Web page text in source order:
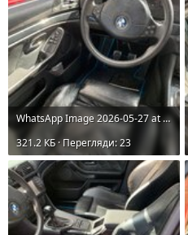
WhatsApp Image 2026-05-27 at 16.47.29 (2).jpeg
321.2 КБ · Перегляди: 23